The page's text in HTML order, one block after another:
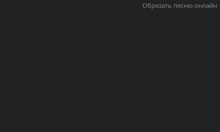
Обрезать песню онлайн